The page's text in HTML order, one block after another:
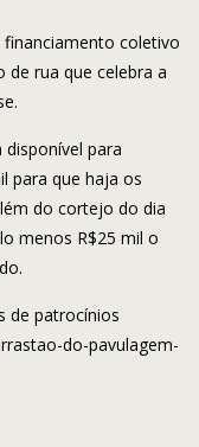
coletivo
rua que celebra a
para
para que haja os
do cortejo do dia
menos R$25 mil o
de patrocínios
do-pavulagem-